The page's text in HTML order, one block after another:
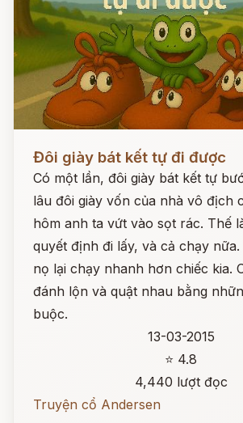
Đôi giày bát kết tự đi được
Có một lần, đôi giày bát kết tự
lâu đôi giày vốn của nhà vô địch
hôm anh ta vứt vào sọt rác. Thế
quyết định đi lấy, và cả chạy
nọ lại chạy nhanh hơn chiếc kia.
đánh lộn và quật nhau bằng
buộc.
13-03-2015
⭐ 4.8
4,440 lượt đọc
Truyện cổ Andersen